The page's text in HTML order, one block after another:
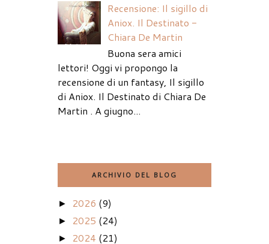
Recensione: Il sigillo di
Aniox. Il Destinato -
Chiara De Martin
Buona sera amici
lettori! Oggi vi propongo la
recensione di un fantasy, Il sigillo
di Aniox. Il Destinato di Chiara De
Martin . A giugno...
ARCHIVIO DEL BLOG
► 2026 (9)
► 2025 (24)
► 2024 (21)